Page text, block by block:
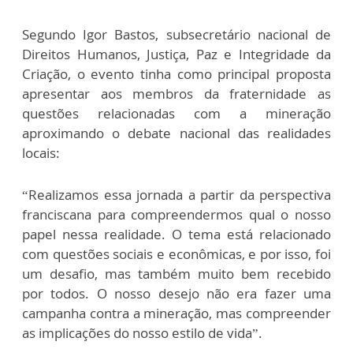
Segundo Igor Bastos, subsecretário nacional de
Direitos Humanos, Justiça, Paz e Integridade da
Criação, o evento tinha como principal proposta
apresentar aos membros da fraternidade as
questões relacionadas com a mineração
aproximando o debate nacional das realidades
locais:
“Realizamos essa jornada a partir da perspectiva
franciscana para compreendermos qual o nosso
papel nessa realidade. O tema está relacionado
com questões sociais e econômicas, e por isso, foi
um desafio, mas também muito bem recebido
por todos. O nosso desejo não era fazer uma
campanha contra a mineração, mas compreender
as implicações do nosso estilo de vida”.